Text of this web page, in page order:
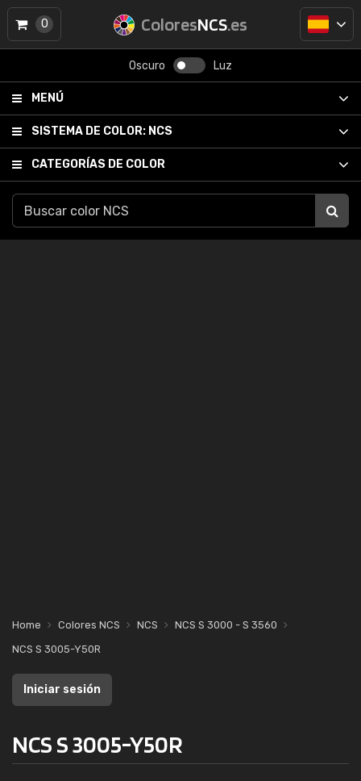
ColoresNCS.es
Oscuro Luz
MENÚ
SISTEMA DE COLOR: NCS
CATEGORÍAS DE COLOR
0
Home Colores NCS NCS
NCS S 3000 - S 3560
NCS S 3005-Y50R
Iniciar sesión
NCS S 3005-Y50R